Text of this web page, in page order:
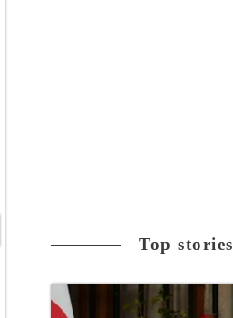
Top stories